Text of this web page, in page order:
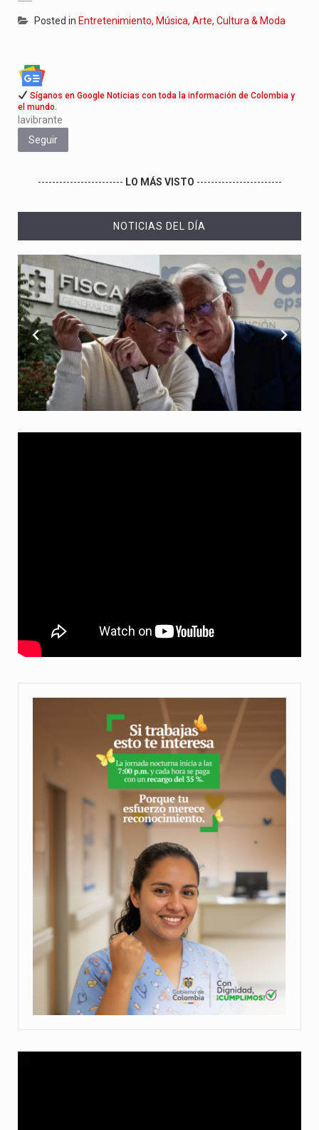
Posted in Entretenimiento, Música, Arte, Cultura & Moda
Síganos en Google Noticias con toda la información de Colombia y
el mundo.
lavibrante
Seguir
------------------------ LO MÁS VISTO ------------------------
NOTICIAS DEL DÍA